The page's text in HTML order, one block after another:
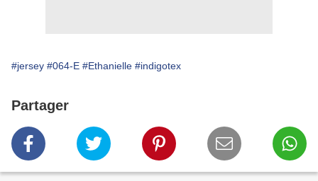
#jersey #064-E #Ethanielle #indigotex
Partager